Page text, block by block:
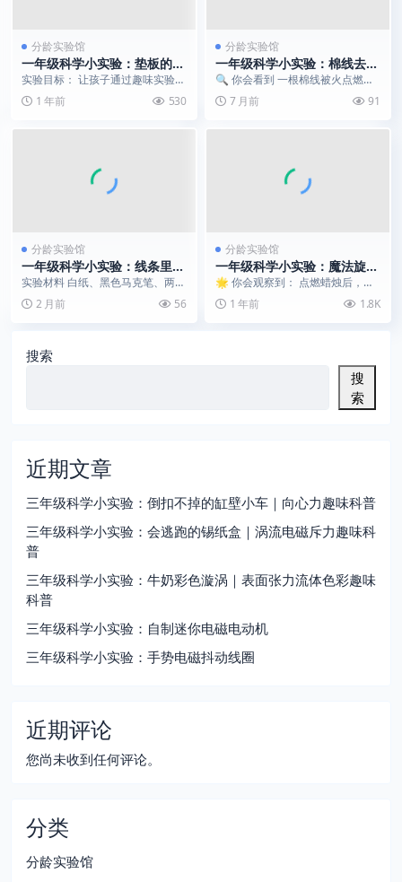
分龄实验馆
一年级科学小实验：垫板的悬
浮魔法 | 不用胶水，让它“粘”
在天花板上
实验目标： 让孩子通过趣味实验理
解“大气压力”的奇妙力量！ 🌟 实
验材料 透明玻...
1 年前 530
分龄实验馆
一年级科学小实验：棉线去哪
儿了？ | 一根线的“火焰魔
术”，神奇又安全
🔍 你会看到 一根棉线被火点燃，
烧完了却不断开，还保持原来的形
状！ 🛠️ 材料清...
7 月前 91
分龄实验馆
一年级科学小实验：线条里的
“笔变长” 假象｜庞佐错觉科普
实验材料 白纸、黑色马克笔、两支
长度完全相同的笔（或小棒） 实验
步骤 在白纸上画...
2 月前 56
分龄实验馆
一年级科学小实验：魔法旋转
灯 | 用纸杯和蜡烛，制造光影
小旋风
🌟 你会观察到： 点燃蜡烛后，上
方的纸杯会像魔法风车一样旋转！
试试看你能让它转多...
1 年前 1.8K
搜索
搜
索
近期文章
三年级科学小实验：倒扣不掉的缸壁小车｜向心力趣味科普
三年级科学小实验：会逃跑的锡纸盒｜涡流电磁斥力趣味科
普
三年级科学小实验：牛奶彩色漩涡｜表面张力流体色彩趣味
科普
三年级科学小实验：自制迷你电磁电动机
三年级科学小实验：手势电磁抖动线圈
近期评论
您尚未收到任何评论。
分类
分龄实验馆